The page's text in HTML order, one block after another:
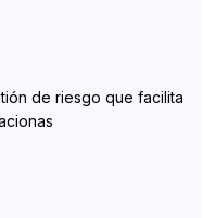
de riesgo que facilita